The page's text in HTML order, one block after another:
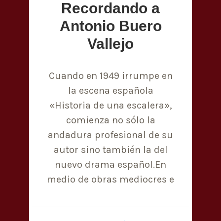
Recordando a
Antonio Buero
Vallejo
Cuando en 1949 irrumpe en
la escena española
«Historia de una escalera»,
comienza no sólo la
andadura profesional de su
autor sino también la del
nuevo drama español.En
medio de obras mediocres e